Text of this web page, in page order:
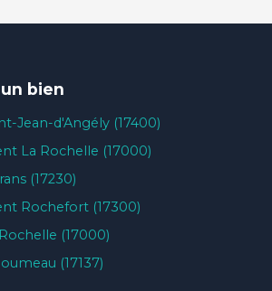
bien
Jean-d'Angély (17400)
La Rochelle (17000)
(17230)
Rochefort (17300)
(17000)
(17137)